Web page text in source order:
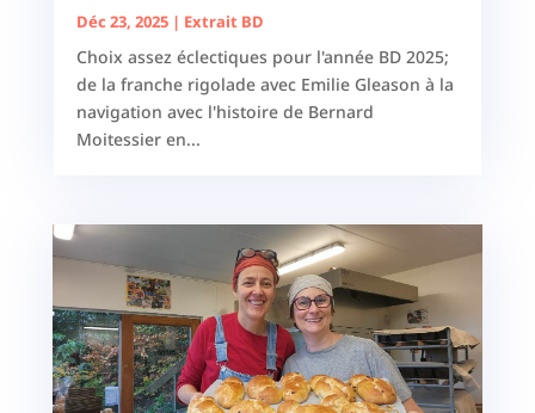
Déc 23, 2025| Extrait BD
Choix assez éclectiques pour l'année BD 2025;
de la franche rigolade avec Emilie Gleason à la
navigation avec l'histoire de Bernard
Moitessier en...